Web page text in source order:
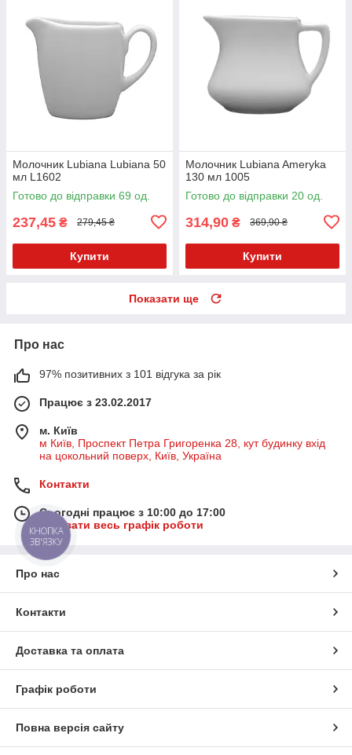
Молочник Lubiana Lubiana 50
мл L1602
Готово до відправки 69 од.
237,45 ₴ 279,45 ₴
Купити
Молочник Lubiana Ameryka
130 мл 1005
Готово до відправки 20 од.
314,90 ₴ 369,90 ₴
Купити
Показати ще
Про нас
97% позитивних з 101 відгука за рік
Працює з 23.02.2017
м. Київ
м Київ, Проспект Петра Григоренка 28, кут будинку вхід
на цокольний поверх, Київ, Україна
Контакти
Сьогодні працює з 10:00 до 17:00
Показати весь графік роботи
Про нас
Контакти
Доставка та оплата
Графік роботи
Повна версія сайту
КНОПКА
ЗВ'ЯЗКУ